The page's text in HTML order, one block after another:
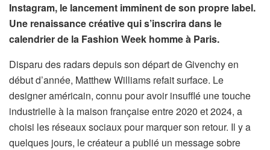
Instagram, le lancement imminent de son propre label.
Une renaissance créative qui s’inscrira dans le
calendrier de la Fashion Week homme à Paris.
Disparu des radars depuis son départ de Givenchy en
début d’année, Matthew Williams refait surface. Le
designer américain, connu pour avoir insufflé une touche
industrielle à la maison française entre 2020 et 2024, a
choisi les réseaux sociaux pour marquer son retour. Il y a
quelques jours, le créateur a publié un message sobre